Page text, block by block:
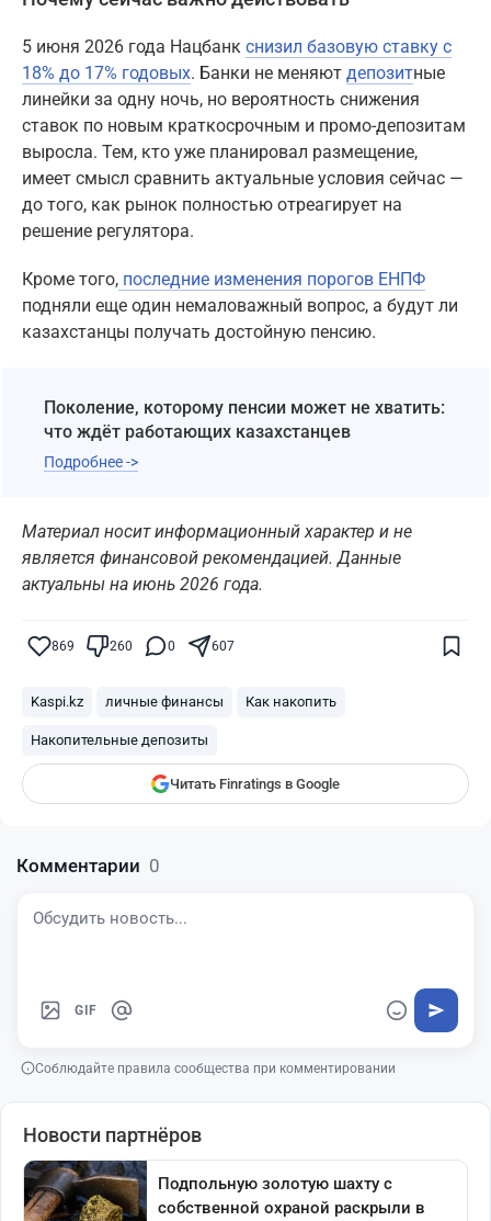
5 июня 2026 года Нацбанк снизил базовую ставку с
18% до 17% годовых. Банки не меняют депозитные
линейки за одну ночь, но вероятность снижения
ставок по новым краткосрочным и промо-депозитам
выросла. Тем, кто уже планировал размещение,
имеет смысл сравнить актуальные условия сейчас —
до того, как рынок полностью отреагирует на
решение регулятора.
Кроме того, последние изменения порогов ЕНПФ
подняли еще один немаловажный вопрос, а будут ли
казахстанцы получать достойную пенсию.
Поколение, которому пенсии может не хватить:
что ждёт работающих казахстанцев
Подробнее ->
Материал носит информационный характер и не
является финансовой рекомендацией. Данные
актуальны на июнь 2026 года.
869 260 0 607
Kaspi.kz личные финансы Как накопить
Накопительные депозиты
Читать Finratings в Google
Поставьте галочку рядом с
— и наши материалы будут чаще
Комментарии 0
GIF
Соблюдайте правила сообщества при комментировании